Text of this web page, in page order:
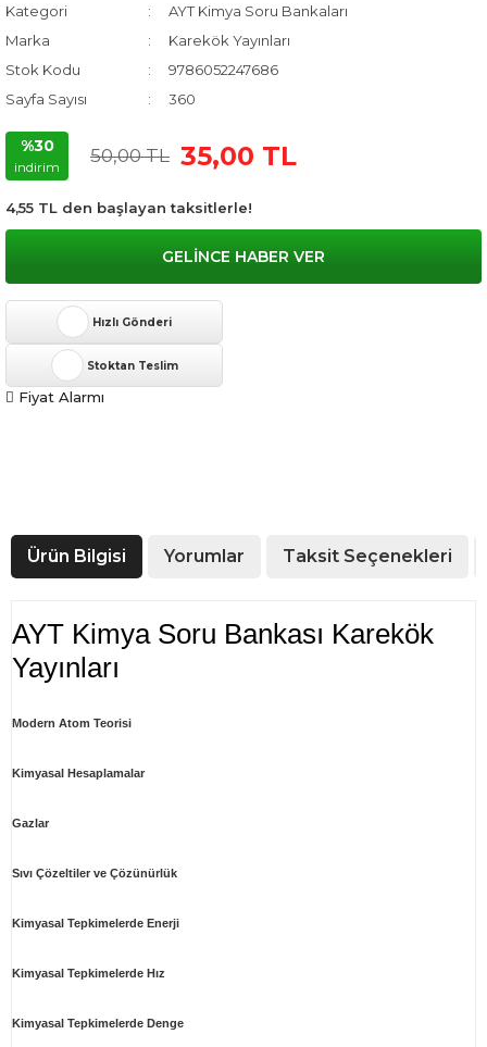
Kategori
AYT Kimya Soru Bankaları
Marka
Karekök Yayınları
Stok Kodu
9786052247686
Sayfa Sayısı
360
%30
indirim
50,00 TL 35,00 TL
4,55 TL den başlayan taksitlerle!
GELİNCE HABER VER
Hızlı Gönderi
Stoktan Teslim
Fiyat Alarmı
Ürün Bilgisi Yorumlar Taksit Seçenekleri
AYT Kimya Soru Bankası Karekök
Yayınları
Modern Atom Teorisi
Kimyasal Hesaplamalar
Gazlar
Sıvı Çözeltiler ve Çözünürlük
Kimyasal Tepkimelerde Enerji
Kimyasal Tepkimelerde Hız
Kimyasal Tepkimelerde Denge